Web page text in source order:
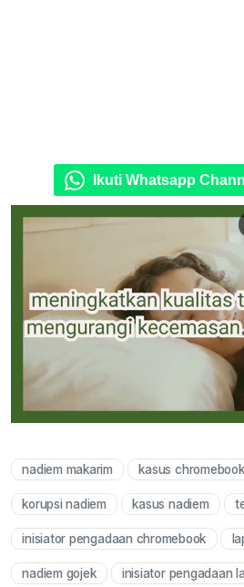
Ikuti Whatsapp
nadiem makarim kasus chromebook
korupsi nadiem kasus nadiem
inisiator pengadaan chromebook
nadiem gojek inisiator pengadaan